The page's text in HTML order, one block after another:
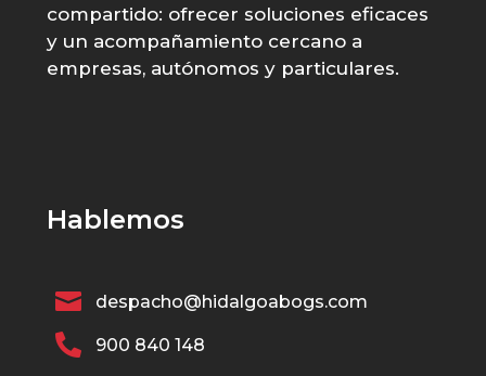
compartido: ofrecer soluciones eficaces
y un acompañamiento cercano a
empresas, autónomos y particulares.
Hablemos
 despacho@hidalgoabogs.com
 900 840 148